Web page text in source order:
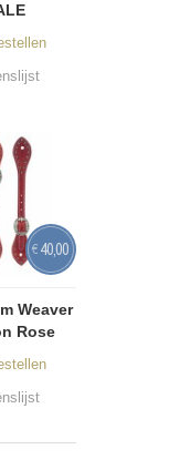
Weaver
Rose
€40,00